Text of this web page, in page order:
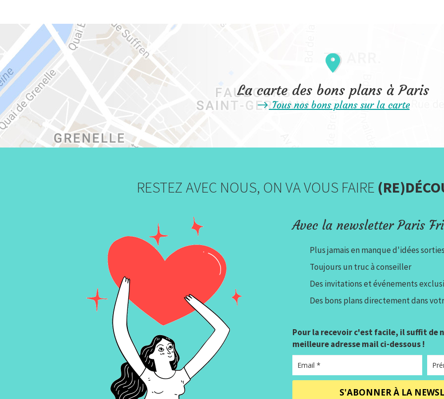
La carte des bons plans à Paris
Tous nos bons plans sur la carte
RESTEZ AVEC NOUS, ON VA VOUS FAIRE
Avec la newsletter Paris
Plus jamais en manque d'idées sorties
Toujours un truc à conseiller
Des invitations et événements
Des bons plans directement dans
Pour la recevoir c'est facile, il suffit de
meilleure adresse mail ci-dessous !
S'ABONNER À LA